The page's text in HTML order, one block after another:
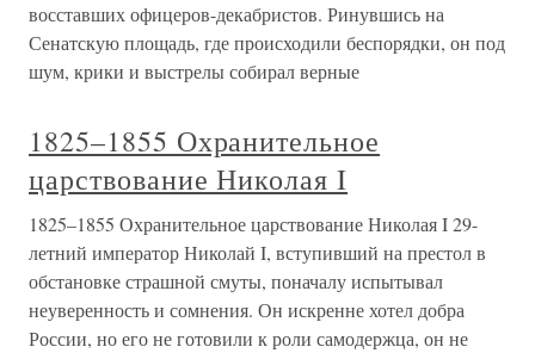
восставших офицеров-декабристов. Ринувшись на
Сенатскую площадь, где происходили беспорядки, он под
шум, крики и выстрелы собирал верные
1825–1855 Охранительное
царствование Николая I
1825–1855 Охранительное царствование Николая I 29-
летний император Николай I, вступивший на престол в
обстановке страшной смуты, поначалу испытывал
неуверенность и сомнения. Он искренне хотел добра
России, но его не готовили к роли самодержца, он не